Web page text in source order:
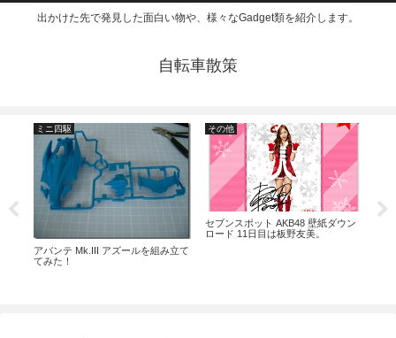
出かけた先で発見した面白い物や、様々なGadget類を紹介します。
自転車散策
ミニ四駆
アバンテ Mk.III アズールを組み立て
てみた！
その他
セブンスポット AKB48 壁紙ダウン
ロード 11日目は板野友美。